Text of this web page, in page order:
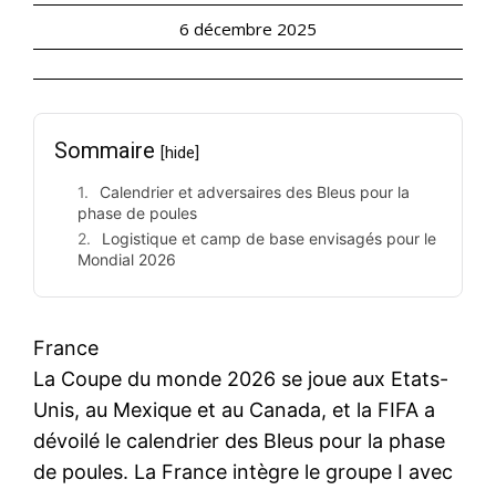
6 décembre 2025
Sommaire [hide]
Calendrier et adversaires des Bleus pour la
phase de poules
Logistique et camp de base envisagés pour le
Mondial 2026
France
La Coupe du monde 2026 se joue aux Etats-
Unis, au Mexique et au Canada, et la FIFA a
dévoilé le calendrier des Bleus pour la phase
de poules. La France intègre le groupe I avec